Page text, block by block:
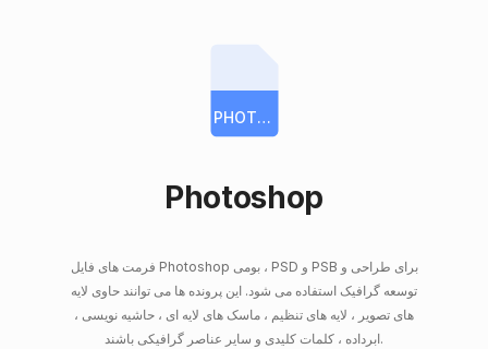
PHOTOSHOP
Photoshop
فرمت های فایل Photoshop بومی ، PSD و PSB برای طراحی و
توسعه گرافیک استفاده می شود. این پرونده ها می توانند حاوی لایه
های تصویر ، لایه های تنظیم ، ماسک های لایه ای ، حاشیه نویسی ،
ابرداده ، کلمات کلیدی و سایر عناصر گرافیکی باشند.